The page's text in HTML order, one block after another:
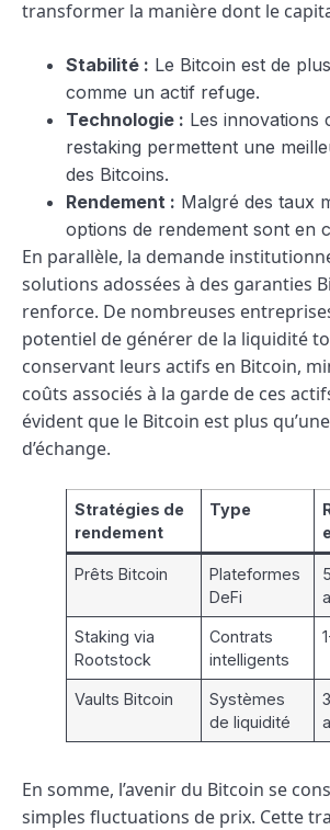
transformer la manière dont le
Stabilité : Le Bitcoin est de
comme un actif refuge.
Technologie : Les innovations
restaking permettent une
des Bitcoins.
Rendement : Malgré des taux
options de rendement sont en
En parallèle, la demande
solutions adossées à des garanties
renforce. De nombreuses
potentiel de générer de la liquidité
conservant leurs actifs en Bitcoin,
coûts associés à la garde de ces
évident que le Bitcoin est plus
d’échange.
Stratégies de
rendement
Type
Prêts Bitcoin
Plateformes
DeFi
Staking via
Rootstock
Contrats
intelligents
Vaults Bitcoin
Systèmes
de liquidité
En somme, l’avenir du Bitcoin se
simples fluctuations de prix. Cette